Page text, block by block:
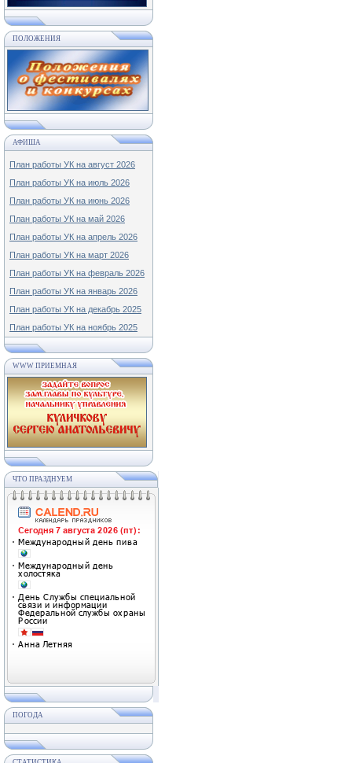
ПОЛОЖЕНИЯ
АФИША
План работы УК на август 2026
План работы УК на июль 2026
План работы УК на июнь 2026
План работы УК на май 2026
План работы УК на апрель 2026
План работы УК на март 2026
План работы УК на февраль 2026
План работы УК на январь 2026
План работы УК на декабрь 2025
План работы УК на ноябрь 2025
WWW ПРИЕМНАЯ
ЧТО ПРАЗДНУЕМ
ПОГОДА